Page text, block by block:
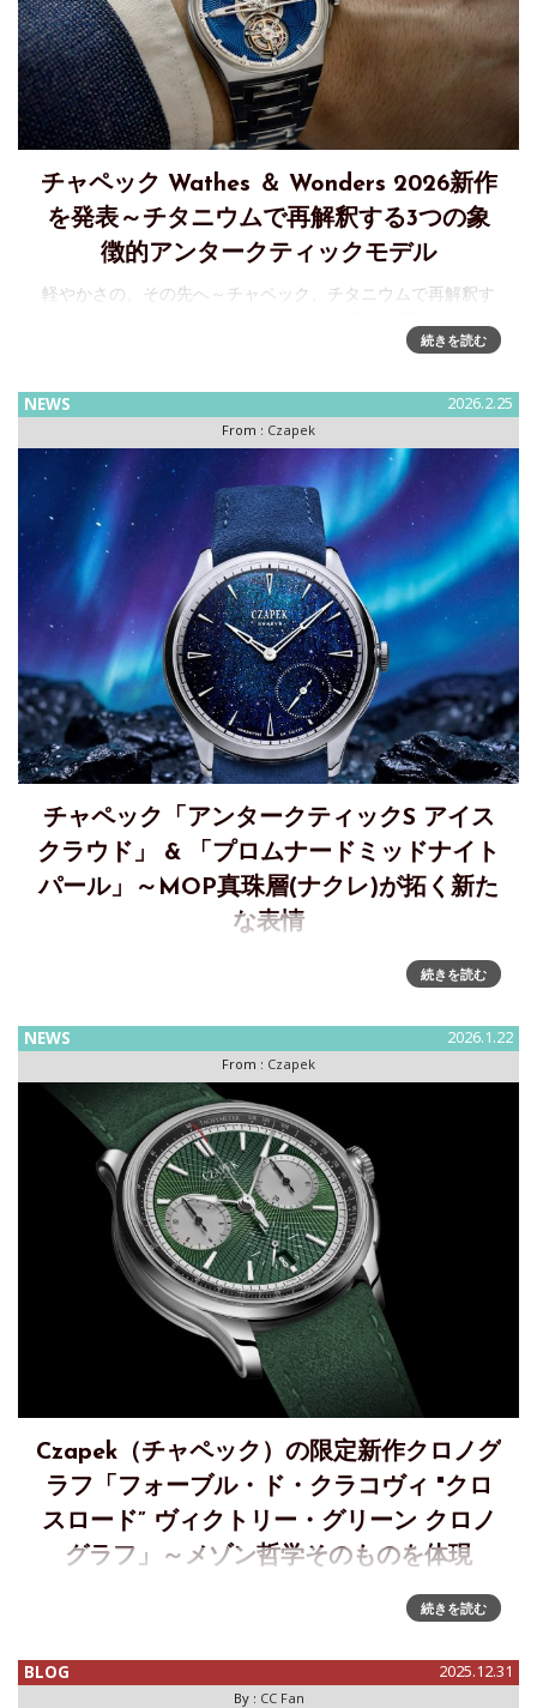
チャペック Wathes ＆ Wonders 2026新作
を発表～チタニウムで再解釈する3つの象
徴的アンタークティックモデル
軽やかさの、その先へ～チャペック、チタニウムで再解釈す
議論があります。重厚な時計が手首にしっかりと存在するこ
こそ究極の快適
続きを読む
NEWS 2026.2.25
From : Czapek
チャペック「アンタークティックS アイス
クラウド」 & 「プロムナードミッドナイト
パール」～MOP真珠層(ナクレ)が拓く新た
な表情
ナクレが拓く新たな表情「アンタークティックS アイスクラ
ウド& プロムナードミッドナイトパール」～EXPLORING
続きを読む
NEWS 2026.1.22
From : Czapek
Czapek（チャペック）の限定新作クロノグ
ラフ「フォーブル・ド・クラコヴィ "クロ
スロード” ヴィクトリー・グリーン クロノ
グラフ」～メゾン哲学そのものを体現
「FAUBOURG DE CRACOVIE “CROSSROADS” VICTORY
GREEN CHRONOGRAPH: A CONQUERING COLOR」～フォ
続きを読む
BLOG 2025.12.31
By : CC Fan